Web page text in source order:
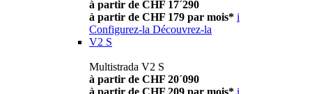
à partir de CHF 17´290
à partir de CHF 179 par mois* i
Configurez-la Découvrez-la
V2 S
Multistrada V2 S
à partir de CHF 20´090
à partir de CHF 209 par mois* i